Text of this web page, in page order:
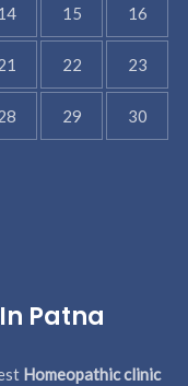
15 16
22 23
29 30
Patna
Homeopathic clinic